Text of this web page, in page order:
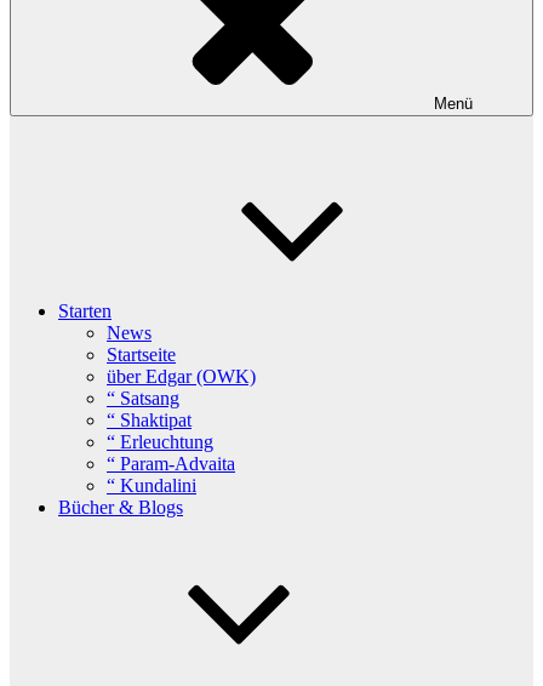
Menü
Starten
News
Startseite
über Edgar (OWK)
“ Satsang
“ Shaktipat
“ Erleuchtung
“ Param-Advaita
“ Kundalini
Bücher & Blogs